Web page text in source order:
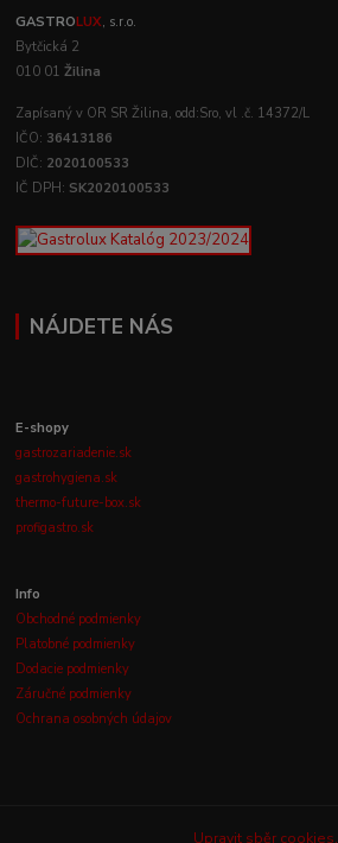
GASTROLUX, s.r.o.
Bytčická 2
010 01Žilina
Zapísaný v OR SR Žilina, odd:Sro, vl .č. 14372/L
IČO: 36413186
DIČ: 2020100533
IČ DPH: SK2020100533
NÁJDETE NÁS
E-shopy
gastrozariadenie.sk
gastrohygiena.sk
thermo-future-box.sk
profigastro.sk
Info
Obchodné podmienky
Platobné podmienky
Dodacie podmienky
Záručné podmienky
Ochrana osobných údajov
Upravit sběr cookies.